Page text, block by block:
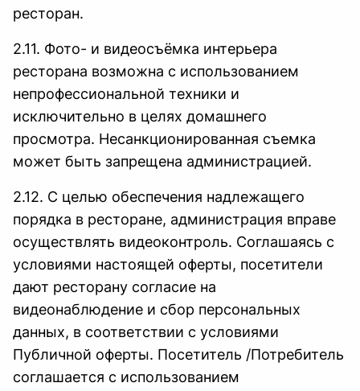
ресторан.
2.11. Фото- и видеосъёмка интерьера
ресторана возможна с использованием
непрофессиональной техники и
исключительно в целях домашнего
просмотра. Несанкционированная съемка
может быть запрещена администрацией.
2.12. С целью обеспечения надлежащего
порядка в ресторане, администрация вправе
осуществлять видеоконтроль. Соглашаясь с
условиями настоящей оферты, посетители
дают ресторану согласие на
видеонаблюдение и сбор персональных
данных, в соответствии с условиями
Публичной оферты. Посетитель /Потребитель
соглашается с использованием